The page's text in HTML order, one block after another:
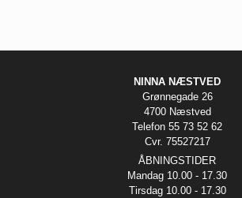
NINNA NÆSTVED
Grønnegade 26
4700 Næstved
Telefon 55 73 52 62
Cvr. 75527217
ÅBNINGSTIDER
Mandag 10.00 - 17.30
Tirsdag 10.00 - 17.30